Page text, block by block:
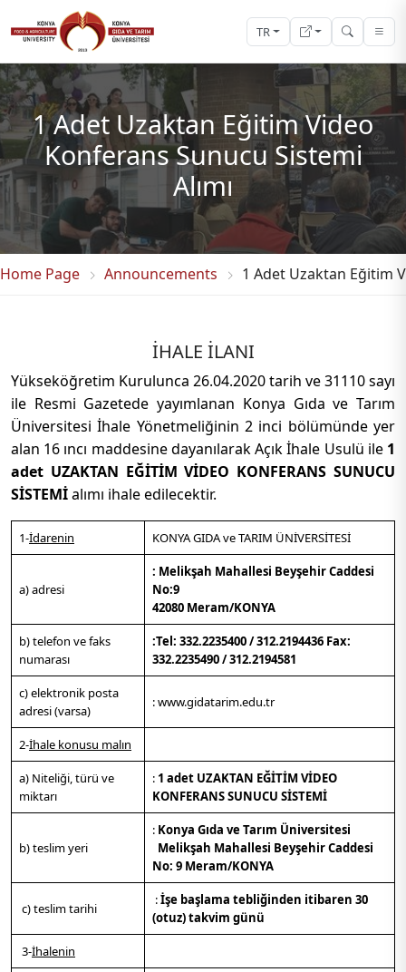
TR
1 Adet Uzaktan Eğitim Video
Konferans Sunucu Sistemi
Alımı
Home Page Announcements 1 Adet Uzaktan Eğitim
İHALE İLANI
Yükseköğretim Kurulunca 26.04.2020 tarih ve 31110 sayı
ile Resmi Gazetede yayımlanan Konya Gıda ve Tarım
Üniversitesi İhale Yönetmeliğinin 2 inci bölümünde yer
alan 16 ıncı maddesine dayanılarak Açık İhale Usulü ile 1
adet UZAKTAN EĞİTİM VİDEO KONFERANS SUNUCU
SİSTEMİalımı ihale edilecektir.
1-İdarenin KONYA GIDA ve TARIM ÜNİVERSİTESİ
a) adresi
: Melikşah Mahallesi Beyşehir Caddesi
No:9
42080 Meram/KONYA
b) telefon ve faks
numarası
:Tel: 332.2235400 / 312.2194436 Fax:
332.2235490 / 312.2194581
c) elektronik posta
adresi (varsa)
: www.gidatarim.edu.tr
2-İhale konusu malın
a) Niteliği, türü ve
miktarı
: 1 adet UZAKTAN EĞİTİM VİDEO
KONFERANS SUNUCU SİSTEMİ
b) teslim yeri
: Konya Gıda ve Tarım Üniversitesi
Melikşah Mahallesi Beyşehir Caddesi
No: 9 Meram/KONYA
c) teslim tarihi
:İşe başlama tebliğinden itibaren 30
(otuz) takvim günü
3-İhalenin